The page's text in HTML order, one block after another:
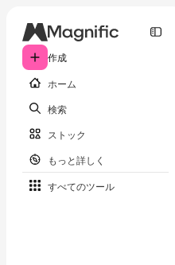
作成
ホーム
検索
ストック
もっと詳しく
すべてのツール